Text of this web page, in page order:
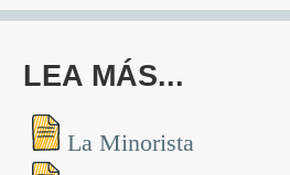
LEA MÁS...
La Minorista